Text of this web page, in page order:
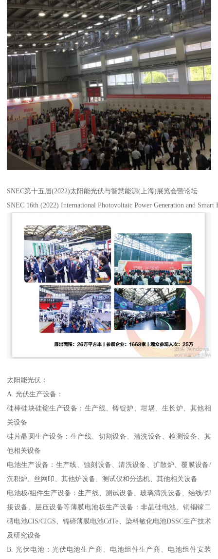
SNEC第十五届(2022)太阳能光伏与智慧能源(上海)展览会暨论坛
SNEC 16th (2022) International Photovoltaic Power Generation and
太阳能光伏：
A. 光伏生产设备：
硅棒硅块硅锭生产设备：生产线、铸锭炉、坩埚、生长炉、其他相
关设备
硅片晶圆生产设备：生产线、切割设备、清洗设备、检测设备、其
他相关设备
电池生产设备：生产线、蚀刻设备、清洗设备、扩散炉、覆膜设备/
沉积炉、丝网印、其他炉设备、测试仪和分选机、其他相关设备
电池板/组件生产设备：生产线、测试设备、玻璃清洗设备、结线/焊
接设备、层压设备等薄膜电池板生产设备：非晶硅电池、铜铟镓二
硒电池CIS/CIGS、镉碲薄膜电池CdTe、染料敏化电池DSSC生产技术
及研究设备
B. 光伏电池：光伏电池生产商、电池组件生产商、电池组件安装